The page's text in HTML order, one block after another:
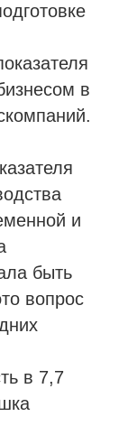
в
и
быть
вопрос
в 7,7